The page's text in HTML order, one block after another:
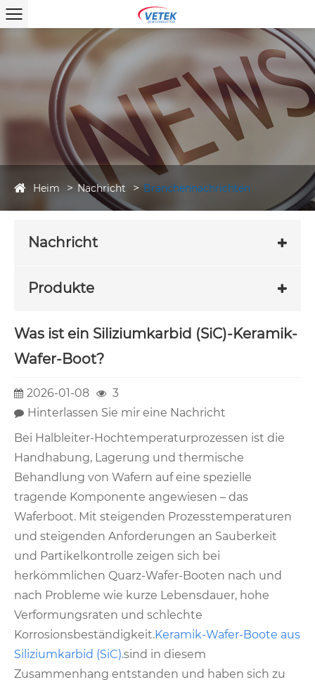
Heim Nachricht Branchennachrichten
Nachricht
Produkte
Was ist ein Siliziumkarbid (SiC)-Keramik-
Wafer-Boot?
2026-01-08
3
Hinterlassen Sie mir eine Nachricht
Bei Halbleiter-Hochtemperaturprozessen ist die
Handhabung, Lagerung und thermische
Behandlung von Wafern auf eine spezielle
tragende Komponente angewiesen – das
Waferboot. Mit steigenden Prozesstemperaturen
und steigenden Anforderungen an Sauberkeit
und Partikelkontrolle zeigen sich bei
herkömmlichen Quarz-Wafer-Booten nach und
nach Probleme wie kurze Lebensdauer, hohe
Verformungsraten und schlechte
Korrosionsbeständigkeit.Keramik-Wafer-Boote aus
Siliziumkarbid (SiC).sind in diesem
Zusammenhang entstanden und haben sich zu